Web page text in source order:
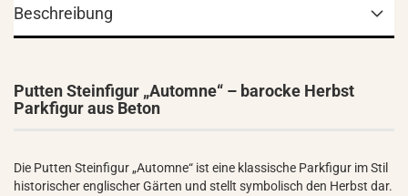
Beschreibung
Putten Steinfigur „Automne“ – barocke Herbst
Parkfigur aus Beton
Die Putten Steinfigur „Automne“ ist eine klassische Parkfigur im Stil
historischer englischer Gärten und stellt symbolisch den Herbst dar.